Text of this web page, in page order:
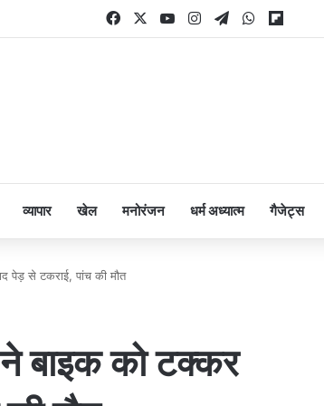
FacebookYouTubeInstagram
TelegramWhatsApp
व्यापार खेल मनोरंजन धर्म अध्यात्म गैजेट्स
पेड़ से टकराई, पांच की मौत
बाइक को टक्कर